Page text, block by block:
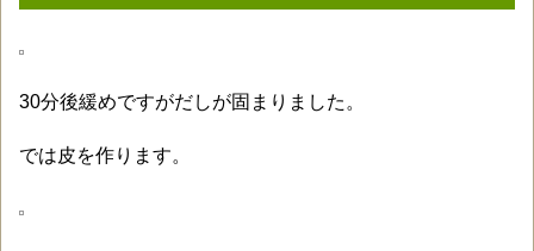
30分後緩めですがだしが固まりました。
では皮を作ります。